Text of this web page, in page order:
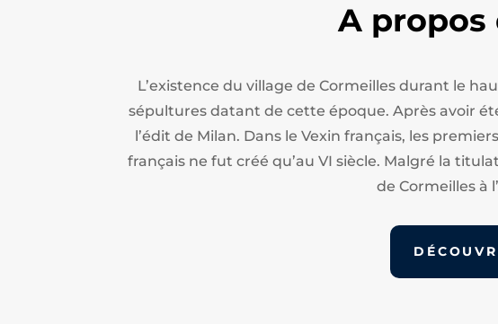
A propos
L’existence du village de Cormeilles durant le
sépultures datant de cette époque. Après avoir
l’édit de Milan. Dans le Vexin français, les
français ne fut créé qu’au VI siècle. Malgré la
de Cormeilles à